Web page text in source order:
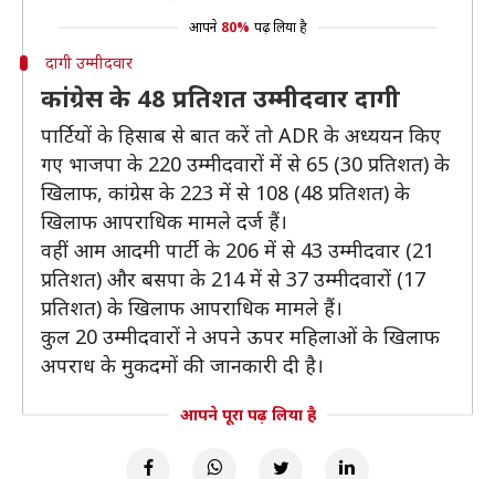
आपने 80% पढ़ लिया है
दागी उम्मीदवार
कांग्रेस के 48 प्रतिशत उम्मीदवार दागी
पार्टियों के हिसाब से बात करें तो ADR के अध्ययन किए
गए भाजपा के 220 उम्मीदवारों में से 65 (30 प्रतिशत) के
खिलाफ, कांग्रेस के 223 में से 108 (48 प्रतिशत) के
खिलाफ आपराधिक मामले दर्ज हैं।
वहीं आम आदमी पार्टी के 206 में से 43 उम्मीदवार (21
प्रतिशत) और बसपा के 214 में से 37 उम्मीदवारों (17
प्रतिशत) के खिलाफ आपराधिक मामले हैं।
कुल 20 उम्मीदवारों ने अपने ऊपर महिलाओं के खिलाफ
अपराध के मुकदमों की जानकारी दी है।
आपने पूरा पढ़ लिया है